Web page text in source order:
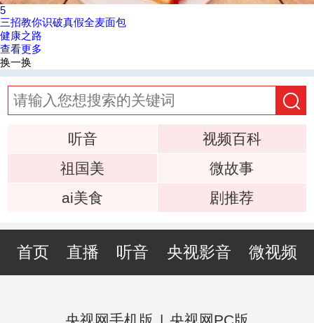
5
三招教你识破真假全麦面包
健康之路
查看更多
换一换
听音
视频百科
祖国美
微故事
ai美食
剧推荐
首页 直播 听音 央视影音 微视频